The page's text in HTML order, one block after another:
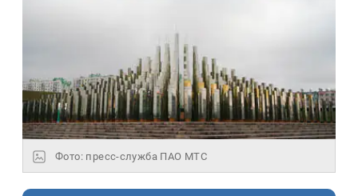
Фото: пресс-служба ПАО МТС